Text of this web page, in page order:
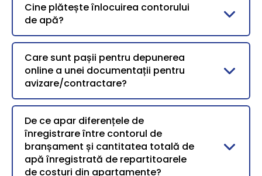
Cine plătește înlocuirea contorului
de apă?
Care sunt pașii pentru depunerea
online a unei documentații pentru
avizare/contractare?
De ce apar diferențele de
înregistrare între contorul de
branșament și cantitatea totală de
apă înregistrată de repartitoarele
de costuri din apartamente?